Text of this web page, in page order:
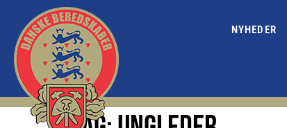
NYHEDER